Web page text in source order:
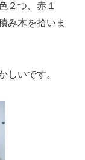
２つ、赤１
み木を拾いま
しいです。